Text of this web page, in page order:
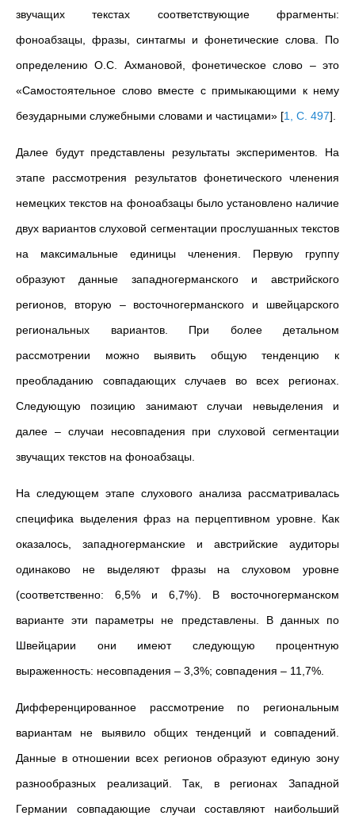
звучащих текстах соответствующие фрагменты:
фоноабзацы, фразы, синтагмы и фонетические слова. По
определению О.С. Ахмановой, фонетическое слово – это
«Самостоятельное слово вместе с примыкающими к нему
безударными служебными словами и частицами» [1, С. 497]
Далее будут представлены результаты экспериментов. На
этапе рассмотрения результатов фонетического членения
немецких текстов на фоноабзацы было установлено наличие
двух вариантов слуховой сегментации прослушанных текстов
на максимальные единицы членения. Первую группу
образуют данные западногерманского и австрийского
регионов, вторую – восточногерманского и швейцарского
региональных вариантов. При более детальном
рассмотрении можно выявить общую тенденцию к
преобладанию совпадающих случаев во всех регионах.
Следующую позицию занимают случаи невыделения и
далее – случаи несовпадения при слуховой сегментации
звучащих текстов на фоноабзацы.
На следующем этапе слухового анализа рассматривалась
специфика выделения фраз на перцептивном уровне. Как
оказалось, западногерманские и австрийские аудиторы
одинаково не выделяют фразы на слуховом уровне
(соответственно: 6,5% и 6,7%). В восточногерманском
варианте эти параметры не представлены. В данных по
Швейцарии они имеют следующую процентную
выраженность: несовпадения – 3,3%; совпадения – 11,7%.
Дифференцированное рассмотрение по региональным
вариантам не выявило общих тенденций и совпадений.
Данные в отношении всех регионов образуют единую зону
разнообразных реализаций. Так, в регионах Западной
Германии совпадающие случаи составляют наибольший